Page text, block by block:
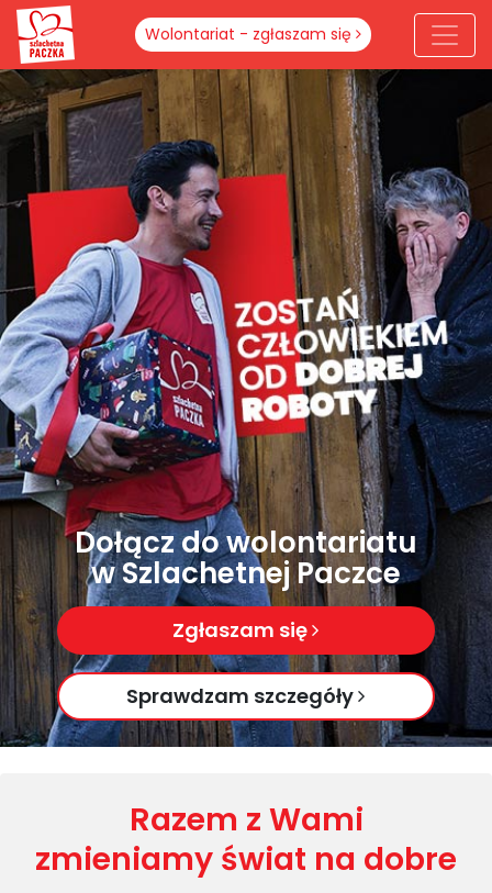
Wolontariat - zgłaszam się
Dołącz do wolontariatu
w Szlachetnej Paczce
Zgłaszam się
Sprawdzam szczegóły
Razem z Wami
zmieniamy świat na dobre